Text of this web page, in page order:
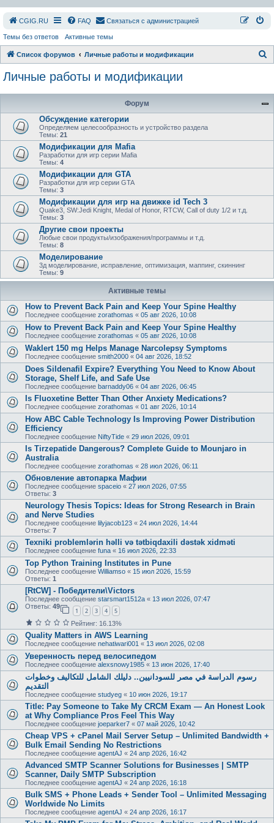
СGIG.RU FAQ Связаться с администрацией
Темы без ответов Активные темы
Список форумов Личные работы и модификации
к
Личные работы и модификации
Форум
Обсуждение категории
Определяем целесообразность и устройство раздела
Темы: 21
Модификации для Mafia
Разработки для игр серии Mafia
Темы: 4
Модификации для GTA
Разработки для игр серии GTA
Темы: 3
Модификации для игр на движке id Tech 3
Quake3, SW:Jedi Knight, Medal of Honor, RTCW, Call of duty 1/2 и т.д.
Темы: 3
Другие свои проекты
Любые свои продукты/изображения/программы и т.д.
Темы: 8
Моделирование
3д моделирование, исправление, оптимизация, маппинг, скиннинг
Темы: 9
Активные темы
How to Prevent Back Pain and Keep Your Spine Healthy
Последнее сообщение zorathomas « 05 авг 2026, 10:08
How to Prevent Back Pain and Keep Your Spine Healthy
Последнее сообщение zorathomas « 05 авг 2026, 10:08
Waklert 150 mg Helps Manage Narcolepsy Symptoms
Последнее сообщение smith2000 « 04 авг 2026, 18:52
Does Sildenafil Expire? Everything You Need to Know About
Storage, Shelf Life, and Safe Use
Последнее сообщение barnaddy06 « 04 авг 2026, 06:45
Is Fluoxetine Better Than Other Anxiety Medications?
Последнее сообщение zorathomas « 01 авг 2026, 10:14
How ABC Cable Technology Is Improving Power Distribution
Efficiency
Последнее сообщение NiftyTide « 29 июл 2026, 09:01
Is Tirzepatide Dangerous? Complete Guide to Mounjaro in
Australia
Последнее сообщение zorathomas « 28 июл 2026, 06:11
Обновление автопарка Мафии
Последнее сообщение spaceio « 27 июл 2026, 07:55
Ответы: 3
Neurology Thesis Topics: Ideas for Strong Research in Brain
and Nerve Studies
Последнее сообщение lilyjacob123 « 24 июл 2026, 14:44
Ответы: 7
Texniki problemlərin həlli və tətbiqdaxili dəstək xidməti
Последнее сообщение funa « 16 июл 2026, 22:33
Top Python Training Institutes in Pune
Последнее сообщение Williamso « 15 июл 2026, 15:59
Ответы: 1
[RtCW] - Победители\Victors
Последнее сообщение starsmart1512a « 13 июл 2026, 07:47
Ответы: 49
1 2 3 4 5
Рейтинг: 16.13%
Quality Matters in AWS Learning
Последнее сообщение nehatiwari001 « 13 июл 2026, 02:08
Уверенность перед велосипедом
Последнее сообщение alexsnowy1985 « 13 июн 2026, 17:40
رسوم الدراسة في مصر للسودانيين.. دليلك الشامل للتكاليف وخطوات
التقديم
Последнее сообщение studyeg « 10 июн 2026, 19:17
Title: Pay Someone to Take My CRCM Exam — An Honest Look
at Why Compliance Pros Feel This Way
Последнее сообщение joeparker7 « 07 май 2026, 10:42
Cheap VPS + cPanel Mail Server Setup – Unlimited Bandwidth +
Bulk Email Sending No Restrictions
Последнее сообщение agentAJ « 24 апр 2026, 16:42
Advanced SMTP Scanner Solutions for Businesses | SMTP
Scanner, Daily SMTP Subscription
Последнее сообщение agentAJ « 24 апр 2026, 16:18
Bulk SMS + Phone Leads + Sender Tool – Unlimited Messaging
Worldwide No Limits
Последнее сообщение agentAJ « 24 апр 2026, 16:17